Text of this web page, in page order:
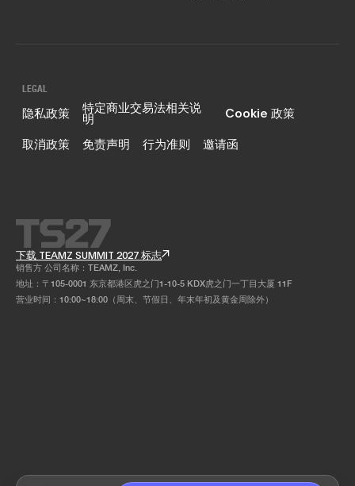
LEGAL
隐私政策 特定商业交易法相关说
明
Cookie 政策
取消政策
免责声明 行为准则 邀请函
下载 TEAMZ SUMMIT 2027 标志
销售方 公司名称：TEAMZ, Inc.
地址：〒105-0001 东京都港区虎之门1-10-5 KDX虎之门一丁目大厦 11F
营业时间：10:00~18:00（周末、节假日、年末年初及黄金周除外）